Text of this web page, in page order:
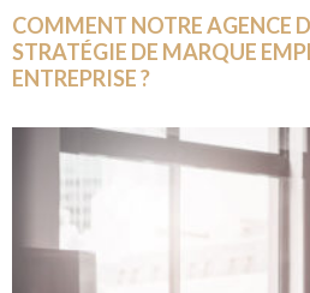
COMMENT NOTRE AGENCE
STRATÉGIE DE MARQUE
ENTREPRISE ?